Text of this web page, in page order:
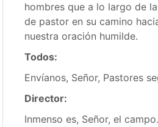
hombres que a lo largo de
de pastor en su camino
nuestra oración humilde.
Todos:
Envíanos, Señor, Pastores
Director:
Inmenso es, Señor, el